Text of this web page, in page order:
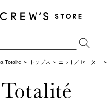
Totalite トップス ニット／セーター